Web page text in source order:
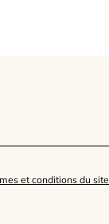
et conditions du site